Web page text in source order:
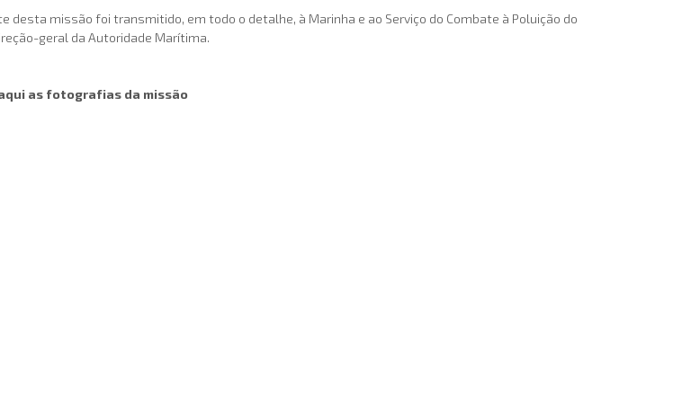
desta missão foi transmitido, em todo o detalhe, à Marinha e ao Serviço do Combate à Poluição do
geral da Autoridade Marítima.
as fotografias da missão